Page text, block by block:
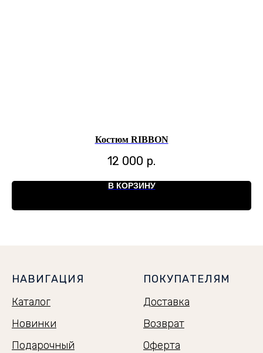
Костюм RIBBON
12 000 р.
В КОРЗИНУ
НАВИГАЦИЯ
Каталог
Новинки
Подарочный
ПОКУПАТЕЛЯМ
Доставка
Возврат
Оферта